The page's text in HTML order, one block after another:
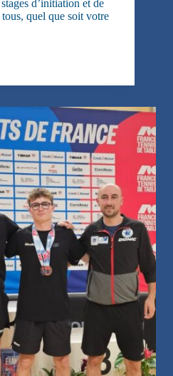
d’initiation et de
quel que soit votre